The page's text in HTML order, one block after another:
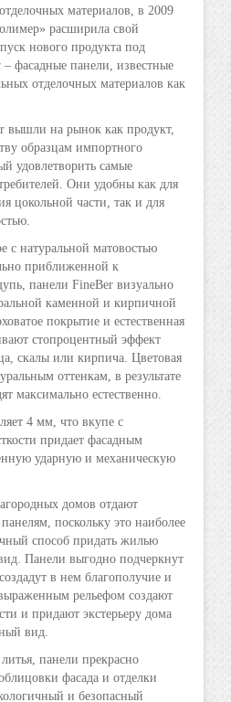
материалов, в 2009
расширила свой
нового продукта под
фасадные панели, известные
отделочных материалов как
вышли на рынок как продукт,
образцам импортного
удовлетворить самые
Они удобны как для
цокольной части, так и для
с натуральной матовостью
приближенной к
панели FineBer визуально
каменной и кирпичной
покрытие и естественная
стопроцентный эффект
скалы или кирпича. Цветовая
оттенкам, в результате
максимально естественно.
4 мм, что вкупе с
придает фасадным
ударную и механическую
домов отдают
поскольку это наиболее
способ придать жилью
Панели выгодно подчеркнут
в нем благополучие и
рельефом создают
и придают экстерьеру дома
вид.
панели прекрасно
фасада и отделки
и безопасный